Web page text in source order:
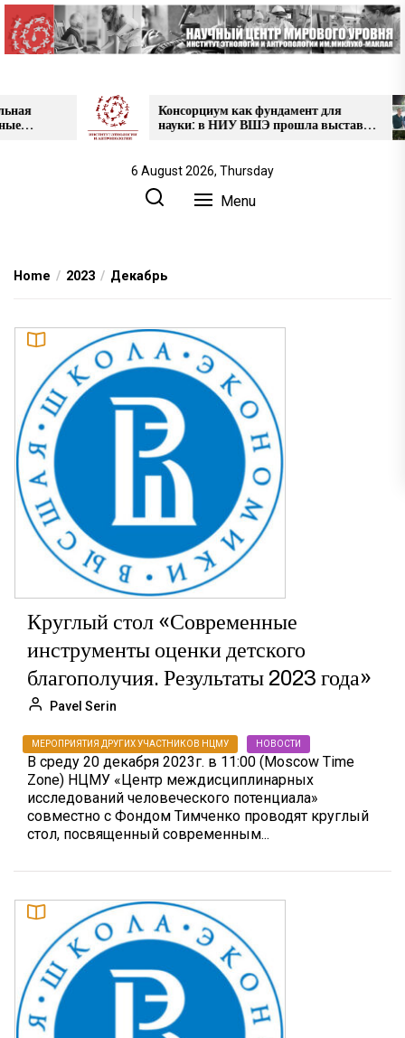
Skip
to
the
Консорциум как фундамент для
науки: в НИУ ВШЭ прошла выставка
проектов НЦМУ
6 August 2026, Thursday
Menu
Home 2023 Декабрь
Круглый стол «Современные
инструменты оценки детского
благополучия. Результаты 2023 года»
Pavel Serin
МЕРОПРИЯТИЯ ДРУГИХ УЧАСТНИКОВ НЦМУ НОВОСТИ
В среду 20 декабря 2023г. в 11:00 (Moscow Time
Zone) НЦМУ «Центр междисциплинарных
исследований человеческого потенциала»
совместно с Фондом Тимченко проводят круглый
стол, посвященный современным...